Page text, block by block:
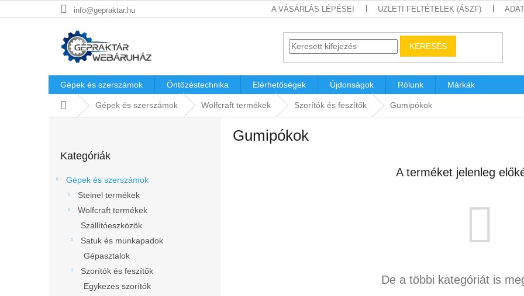
a
info@gepraktar.hu A VÁSÁRLÁS LÉPÉSEI ÜZLETI FELTÉTELEK (ÁSZF)
KERESÉS
Gépek és szerszámok Öntözéstechnika Elérhetőségek Újdonságok Rólunk Márkák
KezdőlapGépek és szerszámok Wolfcraft termékek Szorítók és feszítők Gumipókok
átugrása
Kategóriák
Gépek és szerszámok
Steinel termékek
Wolfcraft termékek
Szállítóeszközök
Satuk és munkapadok
Gépasztalok
Szorítók és feszítők
Egykezes szorítók
Gumipókok
A terméket jelenleg
De a többi kategóriát is